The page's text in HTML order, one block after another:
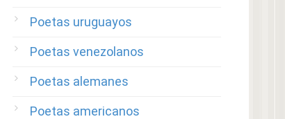
Poetas uruguayos
Poetas venezolanos
Poetas alemanes
Poetas americanos